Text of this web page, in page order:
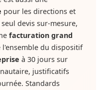
pour les directions et
devis sur-mesure,
facturation grand
du dispositif
à 30 jours sur
justificatifs
Standards